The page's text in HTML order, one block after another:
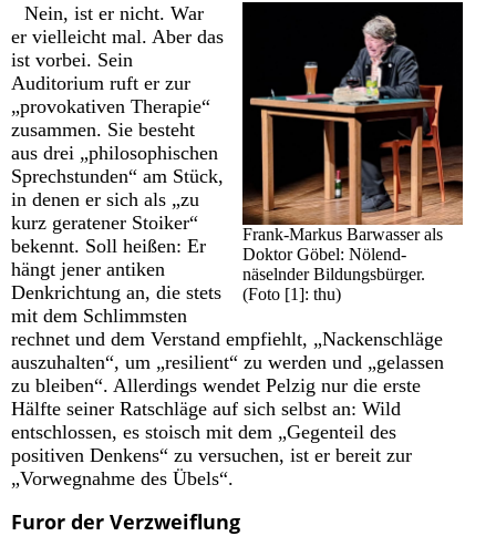
Frank-Markus Barwasser als
Doktor Göbel: Nölend-
näselnder Bildungsbürger.
(Foto [1]: thu)
Nein, ist er nicht. War
er vielleicht mal. Aber das
ist vorbei. Sein
Auditorium ruft er zur
„provokativen Therapie“
zusammen. Sie besteht
aus drei „philosophischen
Sprechstunden“ am Stück,
in denen er sich als „zu
kurz geratener Stoiker“
bekennt. Soll heißen: Er
hängt jener antiken
Denkrichtung an, die stets
mit dem Schlimmsten
rechnet und dem Verstand empfiehlt, „Nackenschläge
auszuhalten“, um „resilient“ zu werden und „gelassen
zu bleiben“. Allerdings wendet Pelzig nur die erste
Hälfte seiner Ratschläge auf sich selbst an: Wild
entschlossen, es stoisch mit dem „Gegenteil des
positiven Denkens“ zu versuchen, ist er bereit zur
„Vorwegnahme des Übels“.
Furor der Verzweiflung